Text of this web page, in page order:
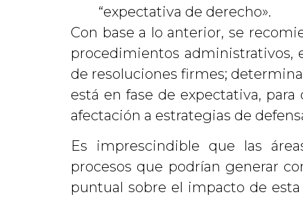
“expectativa de derecho».
Con base a lo anterior, se
procedimientos administrativos,
de resoluciones firmes;
está en fase de expectativa,
afectación a estrategias de
Es imprescindible que las
procesos que podrían generar
puntual sobre el impacto de